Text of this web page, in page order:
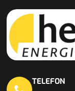
TELEFON